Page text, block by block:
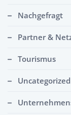
Nachgefragt
Partner &
Tourismus
Uncategorized